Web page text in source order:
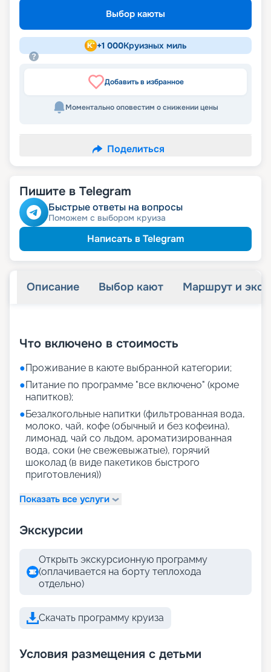
Выбор каюты
+1 000Круизных миль
Добавить в избранное
Моментально оповестим о снижении цены
Поделиться
Пишите в Telegram
Быстрые ответы на вопросы
Поможем с выбором круиза
Написать в Telegram
Описание Выбор кают Маршрут и
Что включено в стоимость
●Проживание в каюте выбранной категории;
●Питание по программе "все включено" (кроме
напитков);
●Безалкогольные напитки (фильтрованная вода,
молоко, чай, кофе (обычный и без кофеина),
лимонад, чай со льдом, ароматизированная
вода, соки (не свежевыжатые), горячий
шоколад (в виде пакетиков быстрого
приготовления))
Показать все услуги
Экскурсии
Открыть экскурсионную программу
(оплачивается на борту теплохода
отдельно)
Скачать программу круиза
Условия размещения с детьми